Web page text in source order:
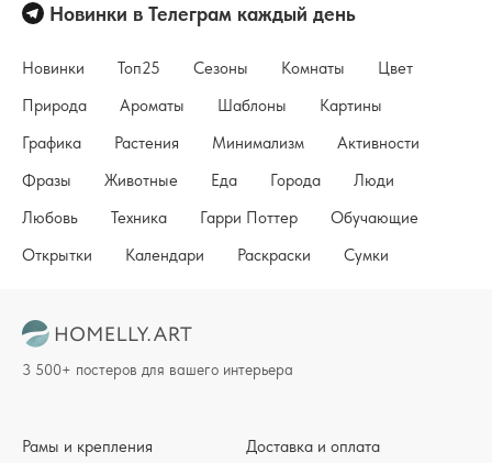
Новинки в Телеграм каждый день
Новинки Топ25 Сезоны Комнаты
Цвет
Природа
Ароматы Шаблоны
Картины
Графика
Растения Минимализм
Активности
Фразы
Животные Еда Города
Люди
Любовь
Техника Гарри Поттер
Обучающие
Открытки
Календари Раскраски Сумки
Рамы и крепления Доставка и оплата
3 500+ постеров для вашего интерьера